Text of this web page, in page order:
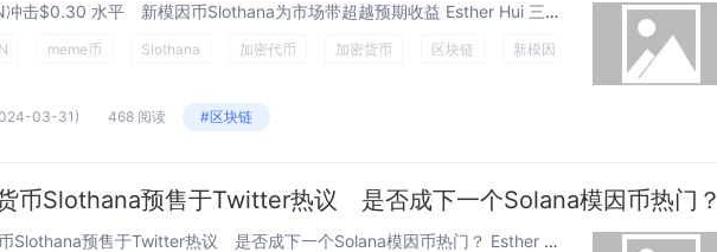
BODEN冲击$0.30 水平 新模因币Slothana为市场带超越预期收益 Esther Hui 三月 27, 2024 09:...
meme币 Slothana 加密代币 加密货币 区块链
新模因
03-31) 468 阅读 #区块链
币Slothana预售于Twitter热议 是否成下一个Solana模因币热门？
加密货币Slothana预售于Twitter热议 是否成下一个Solana模因币热门？ Esther Hui 三月 28, 202...